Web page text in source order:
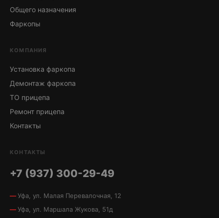
Общего назначения
Фаркопы
КОМПАНИЯ
Установка фаркопа
Демонтаж фаркопа
ТО прицепа
Ремонт прицепа
Контакты
КОНТАКТЫ
+7 (937) 300-29-49
Уфа, ул. Малая Перевалочная, 12
Уфа, ул. Маршала Жукова, 51д